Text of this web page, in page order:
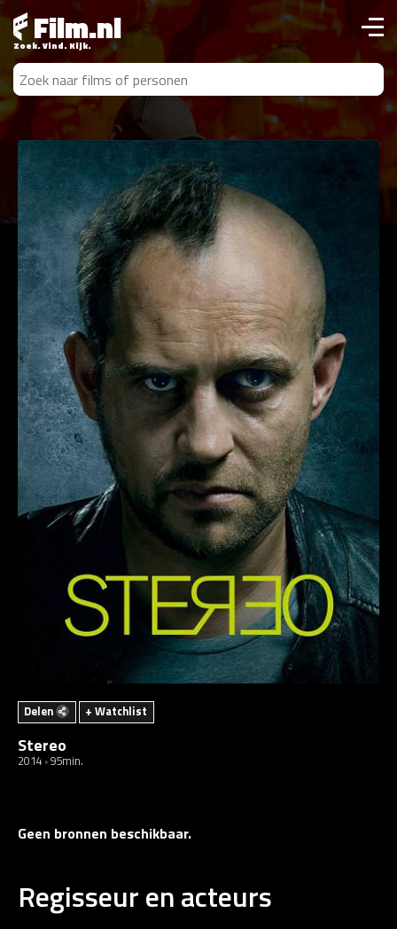
Film.nl
Zoek. Vind. Kijk.
Delen + Watchlist
Stereo
2014 95min.
Geen bronnen beschikbaar.
Regisseur en acteurs